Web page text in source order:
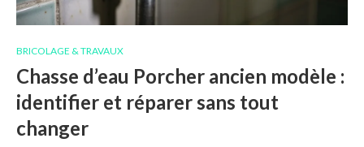
BRICOLAGE & TRAVAUX
Chasse d’eau Porcher ancien modèle :
identifier et réparer sans tout
changer